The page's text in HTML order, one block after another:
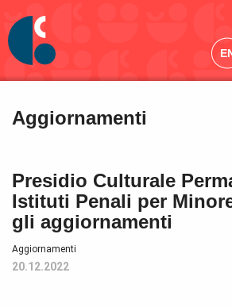
Aggiornamenti
Presidio Culturale
Istituti Penali per
gli aggiornamenti
Aggiornamenti
20.12.2022